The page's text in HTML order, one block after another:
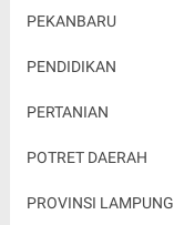
PEKANBARU
PENDIDIKAN
PERTANIAN
POTRET DAERAH
PROVINSI LAMPUNG